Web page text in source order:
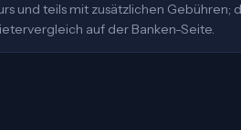
und teils mit zusätzlichen Gebühren;
auf der Banken-Seite.